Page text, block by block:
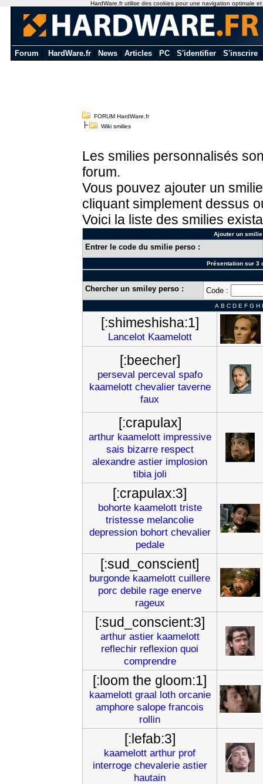
Forum HardWare.fr News Articles PC S'identifier S'inscrire
FORUM HardWare.fr
Wiki smilies
Les smilies personnalisés
forum.
Vous pouvez ajouter un
cliquant simplement dessus
Voici la liste des smilies
Ajouter un
Entrer le code du smilie perso :
Présentation sur 3
Chercher un smiley perso : Code :
A B C D E F G H I
[:shimeshisha:1]
Lancelot Kaamelott
[:beecher]
perseval perceval spafo
kaamelott chevalier taverne
faux
[:crapulax]
arthur kaamelott impressive
sais bizarre respect
alexandre astier implosion
tibia joli
[:crapulax:3]
bohorte kaamelott triste
tristesse melancolie
depression bohort chevalier
pedale
[:sud_conscient]
burgonde kaamelott cuillere
porc debile rage enerve
rageux
[:sud_conscient:3]
arthur astier kaamelott
reflechir reflexion quoi
comprendre
[:loom the gloom:1]
kaamelott graal loth orcanie
amphore salope francois
rollin
[:lefab:3]
kaamelott arthur prof
interroge chevalerie astier
hautain
HardWare.fr utilise des cookies pour une navigation optimale